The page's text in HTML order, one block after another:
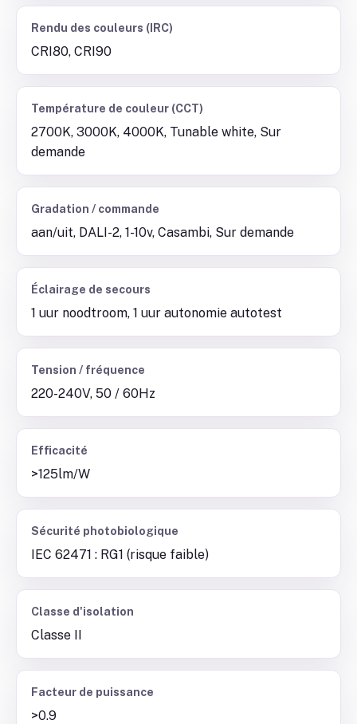
Rendu des couleurs (IRC)
CRI80, CRI90
Température de couleur (CCT)
2700K, 3000K, 4000K, Tunable white, Sur
demande
Gradation / commande
aan/uit, DALI-2, 1-10v, Casambi, Sur demande
Éclairage de secours
1 uur noodtroom, 1 uur autonomie autotest
Tension / fréquence
220-240V, 50 / 60Hz
Efficacité
>125lm/W
Sécurité photobiologique
IEC 62471 : RG1 (risque faible)
Classe d'isolation
Classe II
Facteur de puissance
>0.9